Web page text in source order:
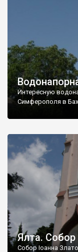
Интересную
Симферополя в
Ялта. Собор
Собор Іоанна